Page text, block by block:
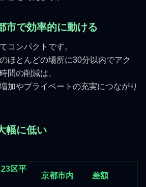
市で効率的に動ける
コンパクトです。
ほとんどの場所に30分以内でアク
間の削減は、
加やプライベートの充実につながり
幅に低い
区平
京都市内 差額